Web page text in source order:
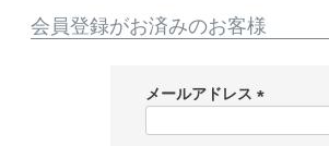
会員登録がお済みのお客様
メールアドレス